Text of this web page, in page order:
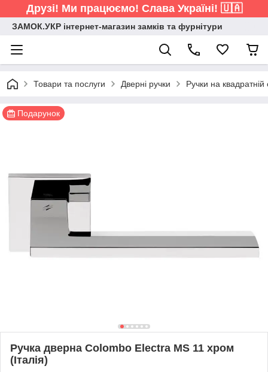
Друзі! Ми працюємо! Слава Україні! 🇺🇦
ЗАМОК.УКР інтернет-магазин замків та фурнітури
Товари та послуги Дверні ручки Ручки на квадратній
Подарунок
Ручка дверна Colombo Electra MS 11 хром
(Італія)